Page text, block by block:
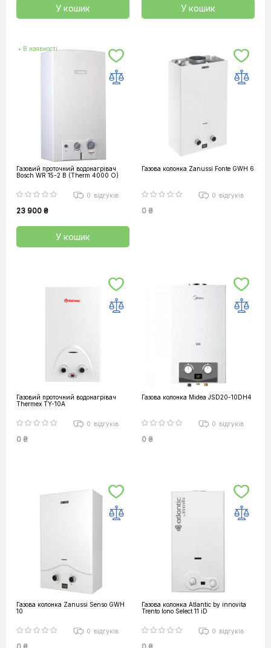
У кошик У кошик
• В наявності
Газовий проточний водонагрівач
Bosch WR 15-2 B (Therm 4000 O)
0 відгуків
23 900 ₴
У кошик
Газова колонка Zanussi Fonte GWH 6
0 відгуків
0 ₴
Газовий проточний водонагрівач
Thermex TY-10A
0 відгуків
0 ₴
Газова колонка Midea JSD20-10DH4
0 відгуків
0 ₴
Газова колонка Zanussi Senso GWH
10
0 відгуків
Газова колонка Atlantic by innovita
Trento lono Select 11 iD
0 відгуків